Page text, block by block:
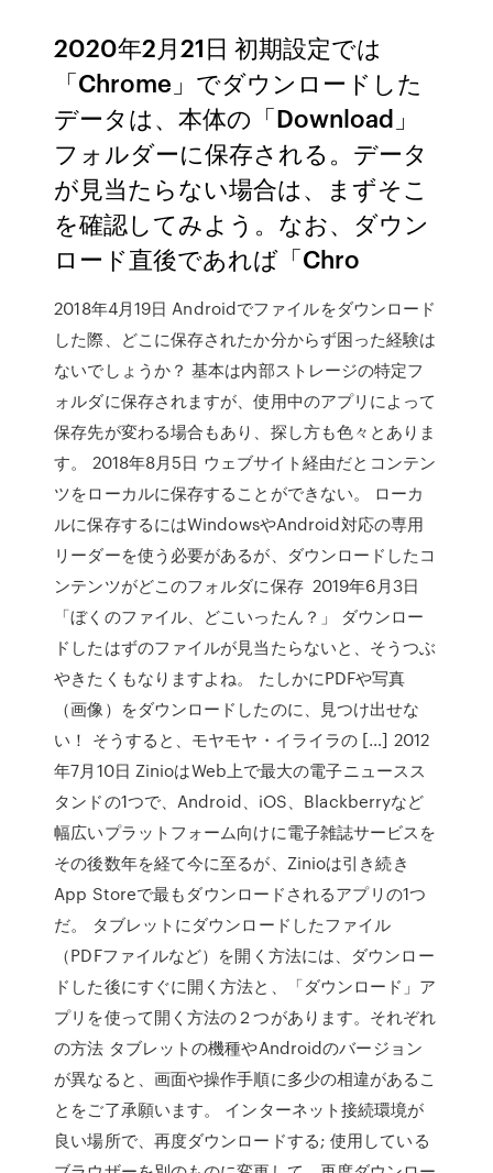
2020年2月21日 初期設定では
「Chrome」でダウンロードした
データは、本体の「Download」
フォルダーに保存される。データ
が見当たらない場合は、まずそこ
を確認してみよう。なお、ダウン
ロード直後であれば「Chro
2018年4月19日 Androidでファイルをダウンロード
した際、どこに保存されたか分からず困った経験は
ないでしょうか？ 基本は内部ストレージの特定フ
ォルダに保存されますが、使用中のアプリによって
保存先が変わる場合もあり、探し方も色々とありま
す。 2018年8月5日 ウェブサイト経由だとコンテン
ツをローカルに保存することができない。 ローカ
ルに保存するにはWindowsやAndroid対応の専用
リーダーを使う必要があるが、ダウンロードしたコ
ンテンツがどこのフォルダに保存 2019年6月3日
「ぼくのファイル、どこいったん？」 ダウンロー
ドしたはずのファイルが見当たらないと、そうつぶ
やきたくもなりますよね。 たしかにPDFや写真
（画像）をダウンロードしたのに、見つけ出せな
い！ そうすると、モヤモヤ・イライラの […] 2012
年7月10日 ZinioはWeb上で最大の電子ニュースス
タンドの1つで、Android、iOS、Blackberryなど
幅広いプラットフォーム向けに電子雑誌サービスを
その後数年を経て今に至るが、Zinioは引き続き
App Storeで最もダウンロードされるアプリの1つ
だ。 タブレットにダウンロードしたファイル
（PDFファイルなど）を開く方法には、ダウンロー
ドした後にすぐに開く方法と、「ダウンロード」ア
プリを使って開く方法の２つがあります。それぞれ
の方法 タブレットの機種やAndroidのバージョン
が異なると、画面や操作手順に多少の相違があるこ
とをご了承願います。 インターネット接続環境が
良い場所で、再度ダウンロードする; 使用している